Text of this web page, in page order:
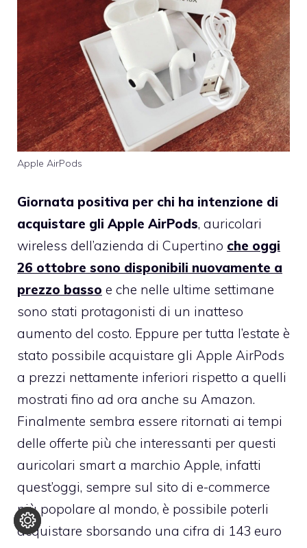
Apple AirPods
Giornata positiva per chi ha intenzione di
acquistare gli Apple AirPods, auricolari
wireless dell’azienda di Cupertino che oggi
26 ottobre sono disponibili nuovamente a
prezzo basso e che nelle ultime settimane
sono stati protagonisti di un inatteso
aumento del costo. Eppure per tutta l’estate è
stato possibile acquistare gli Apple AirPods
a prezzi nettamente inferiori rispetto a quelli
mostrati fino ad ora anche su Amazon.
Finalmente sembra essere ritornati ai tempi
delle offerte più che interessanti per questi
auricolari smart a marchio Apple, infatti
quest’oggi, sempre sul sito di e-commerce
più popolare al mondo, è possibile poterli
acquistare sborsando una cifra di 143 euro